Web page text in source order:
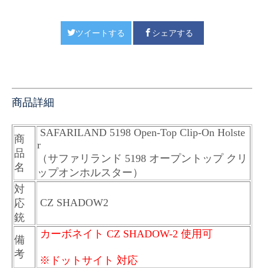
ツイートする シェアする
商品詳細
商
品
名
SAFARILAND 5198 Open-Top Clip-On Holste
r
（サファリランド 5198 オープントップ クリ
ップオンホルスター）
対
応
銃
CZ SHADOW2
備
考
カーボネイト CZ SHADOW-2 使用可
※ドットサイト 対応